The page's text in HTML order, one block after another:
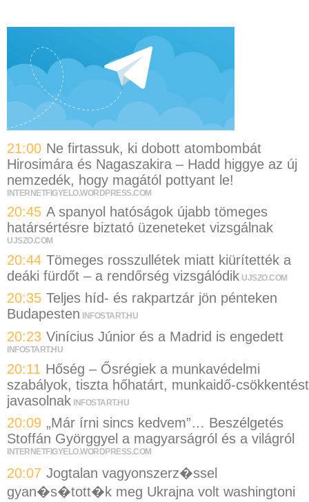
21:00 Ne firtassuk, ki dobott atombombát
Hirosimára és Nagaszakira – Hadd higgye az új
nemzedék, hogy magától pottyant le!
INTERNETFIGYELO.WORDPRESS.COM
20:45 A spanyol hatóságok újabb tömeges
határsértésre biztató üzeneteket vizsgálnak
UJSZO.COM
20:44 Tömeges rosszullétek miatt kiürítették a
deáki fürdőt – a rendőrség vizsgálódik UJSZO.COM
20:35 Teljes híd- és rakpartzár jön pénteken
Budapesten
INFOSTART.HU
20:23 Vinícius Júnior és a Madrid is engedett
INFOSTART.HU
20:11 Hőség – Ősrégiek a munkavédelmi
szabályok, tiszta hőhatárt, munkaidő-csökkentést
javasolnak INFOSTART.HU
20:09 „Már írni sincs kedvem”… Beszélgetés
Stoffán Györggyel a magyarságról és a világról
INTERNETFIGYELO.WORDPRESS.COM
20:07 Jogtalan vagyonszerz�ssel
gyan�s�tott�k meg Ukrajna volt washingtoni